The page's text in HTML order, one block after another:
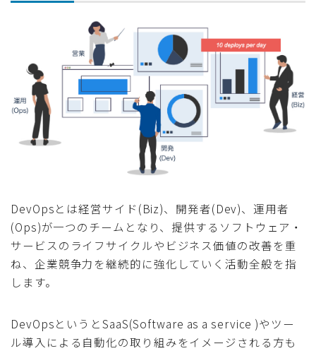
DevOpsとは経営サイド(Biz)、開発者(Dev)、運用者
(Ops)が一つのチームとなり、提供するソフトウェア・
サービスのライフサイクルやビジネス価値の改善を重
ね、企業競争力を継続的に強化していく活動全般を指
します。
DevOpsというとSaaS(Software as a service )やツー
ル導入による自動化の取り組みをイメージされる方も